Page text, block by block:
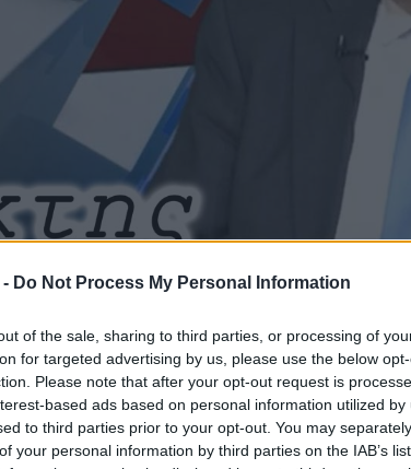
Do Not Process My Personal Information
of the sale, sharing to third parties, or processing of
for targeted advertising by us, please use the below
Please note that after your opt-out request is
based ads based on personal information utilized by
to third parties prior to your opt-out. You may
your personal information by third parties on the IAB’s
Η επικράτηση του φαβορί και η λίστα με τις 7
Ολυμπία Τελιγιορίδου Στέφανος
και η